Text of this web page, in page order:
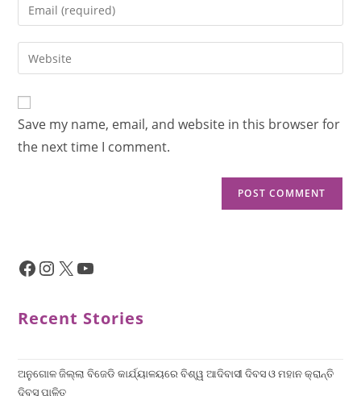
Save my name, email, and website in this browser for
the next time I comment.
Recent Stories
ଅନୁଗୋଳ ଜିଲ୍ଲା ବିଜେଡି କାର୍ଯ୍ୟାଳୟରେ ବିଶ୍ୱ ଆଦିବାସୀ ଦିବସ ଓ ମହାନ କ୍ରାନ୍ତି
ଦିବସ ପାଳିତ